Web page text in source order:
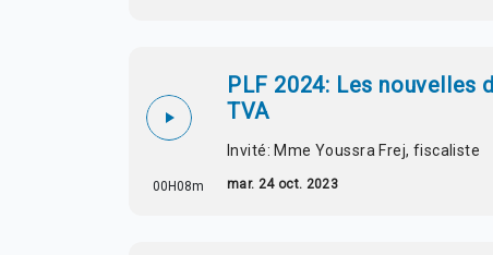
00H08m
PLF 2024: Les
TVA
Invité: Mme Youssra Frej, fiscaliste
mar. 24 oct. 2023